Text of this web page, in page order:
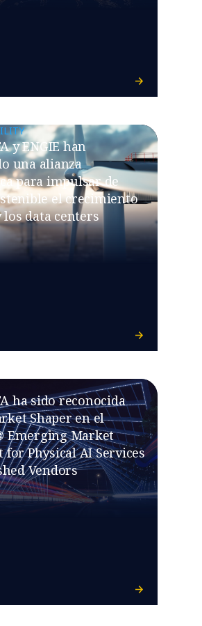
y ENGIE han
una alianza
para impulsar de
el crecimiento
los data centers
ha sido reconocida
Shaper en el
Emerging Market
for Physical AI Services
Vendors